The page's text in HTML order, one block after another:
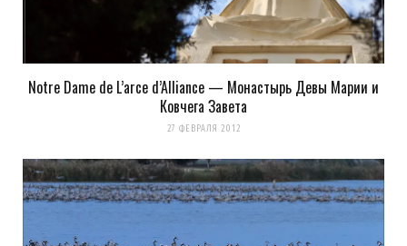
Notre Dame de L’arce d’Alliance — Монастырь Девы Марии и
Ковчега Завета
27 ФЕВРАЛЯ 2012